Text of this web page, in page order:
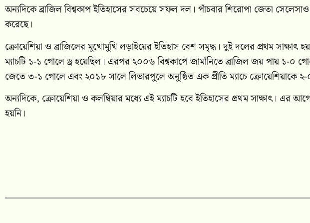
অন্যদিকে ব্রাজিল বিশ্বকাপ ইতিহাসের সবচেয়ে সফল দল। পাঁচবার শিরোপা জেতা সেলেসাও
করেছে।
ক্রোয়েশিয়া ও ব্রাজিলের মুখোমুখি লড়াইয়ের ইতিহাস বেশ সমৃদ্ধ। দুই দলের প্রথম সাক্ষাৎ
ম্যাচটি ১-১ গোলে ড্র হয়েছিল। এরপর ২০০৬ বিশ্বকাপে জার্মানিতে ব্রাজিল জয় পায় ১-০
জেতে ৩-১ গোলে এবং ২০১৮ সালে লিভারপুলে অনুষ্ঠিত এক প্রীতি ম্যাচে ক্রোয়েশিয়াকে
অন্যদিকে, ক্রোয়েশিয়া ও কলম্বিয়ার মধ্যে এই ম্যাচটি হবে ইতিহাসের প্রথম সাক্ষাৎ।
হয়নি।